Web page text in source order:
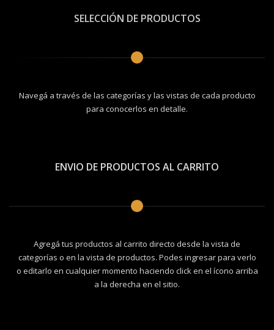
SELECCIÓN DE PRODUCTOS
Navegá a través de las categorías y las vistas de cada producto
para conocerlos en detalle.
ENVIO DE PRODUCTOS AL CARRITO
Agregá tus productos al carrito directo desde la vista de
categorías o en la vista de productos. Podes ingresar para verlo
o editarlo en cualquier momento haciendo click en el ícono arriba
a la derecha en el sitio.